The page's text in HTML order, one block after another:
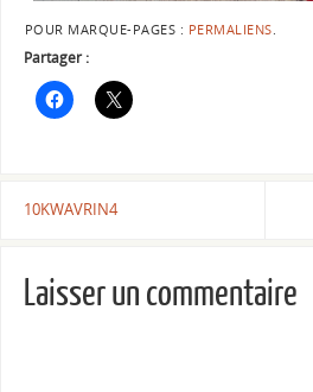
POUR MARQUE-PAGES : PERMALIENS.
Partager :
10KWAVRIN4
Laisser un commentaire